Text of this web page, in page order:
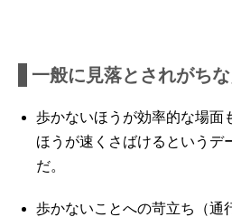
一般に見落とされがち
歩かないほうが効率的な場面
ほうが速くさばけるというデ
だ。
歩かないことへの苛立ち（通